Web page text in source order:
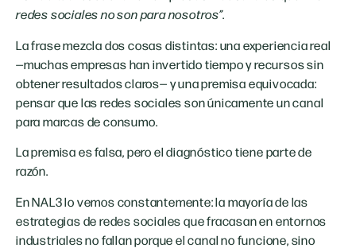
redes sociales no son para nosotros”.
La frase mezcla dos cosas distintas: una experiencia real
—muchas empresas han invertido tiempo y recursos sin
obtener resultados claros— y una premisa equivocada:
pensar que las redes sociales son únicamente un canal
para marcas de consumo.
La premisa es falsa, pero el diagnóstico tiene parte de
razón.
En NAL3 lo vemos constantemente: la mayoría de las
estrategias de redes sociales que fracasan en entornos
industriales no fallan porque el canal no funcione, sino